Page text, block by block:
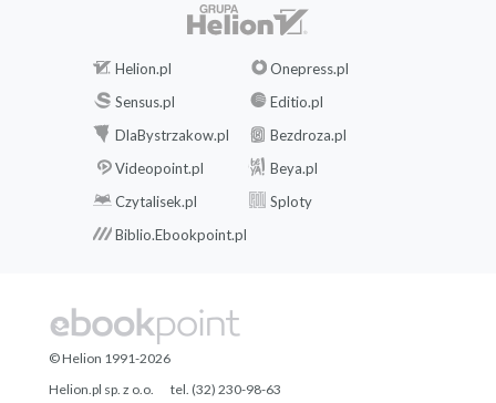
Helion.pl
Onepress.pl
Sensus.pl
Editio.pl
DlaBystrzakow.pl
Bezdroza.pl
Videopoint.pl
Beya.pl
Czytalisek.pl
Sploty
Biblio.Ebookpoint.pl
© Helion 1991-2026
Helion.pl sp. z o.o.
tel. (32) 230-98-63